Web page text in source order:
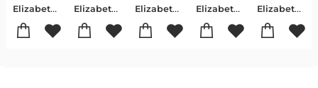
Elizabeth , Strout
Elizabeth , Strout
Elizabeth , Strout
Elizabeth , Strout
Elizabeth , Strout